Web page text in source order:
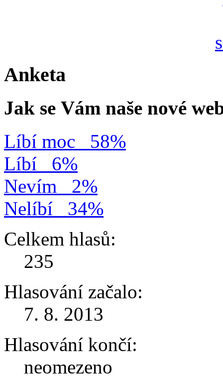
Anketa
Jak se Vám naše nové
Líbí moc
58%
Líbí
6%
Nevím
2%
Nelíbí
34%
Celkem hlasů:
235
Hlasování začalo:
7. 8. 2013
Hlasování končí:
neomezeno